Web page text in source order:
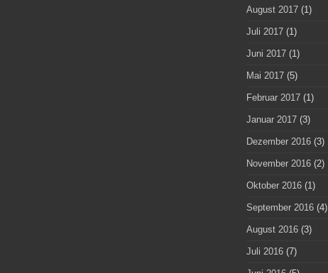
August 2017(1)
Juli 2017(1)
Juni 2017(1)
Mai 2017(5)
Februar 2017(1)
Januar 2017(3)
Dezember 2016(3)
November 2016(2)
Oktober 2016(1)
September 2016(4)
August 2016(3)
Juli 2016(7)